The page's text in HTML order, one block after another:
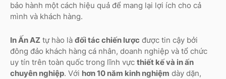
bảo hành một cách hiệu quả để mang lại lợi ích cho cả
mình và khách hàng.
In Ấn AZ tự hào là đối tác chiến lược được tin cậy bởi
đông đảo khách hàng cá nhân, doanh nghiệp và tổ chức
uy tín trên toàn quốc trong lĩnh vực thiết kế và in ấn
chuyên nghiệp. Với hơn 10 năm kinh nghiệm dày dặn,